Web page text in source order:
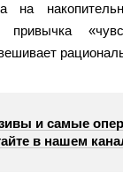
на
привычка
и самые
в нашем